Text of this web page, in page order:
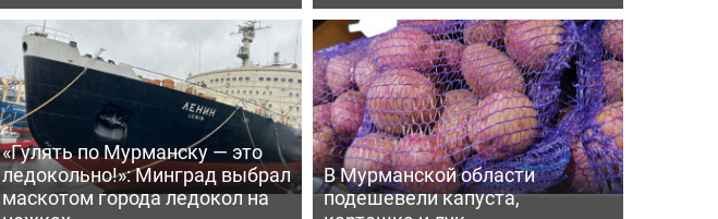
«Гулять по Мурманску — это
ледокольно!»: Минград выбрал
маскотом города ледокол на
В Мурманской области
подешевели капуста,